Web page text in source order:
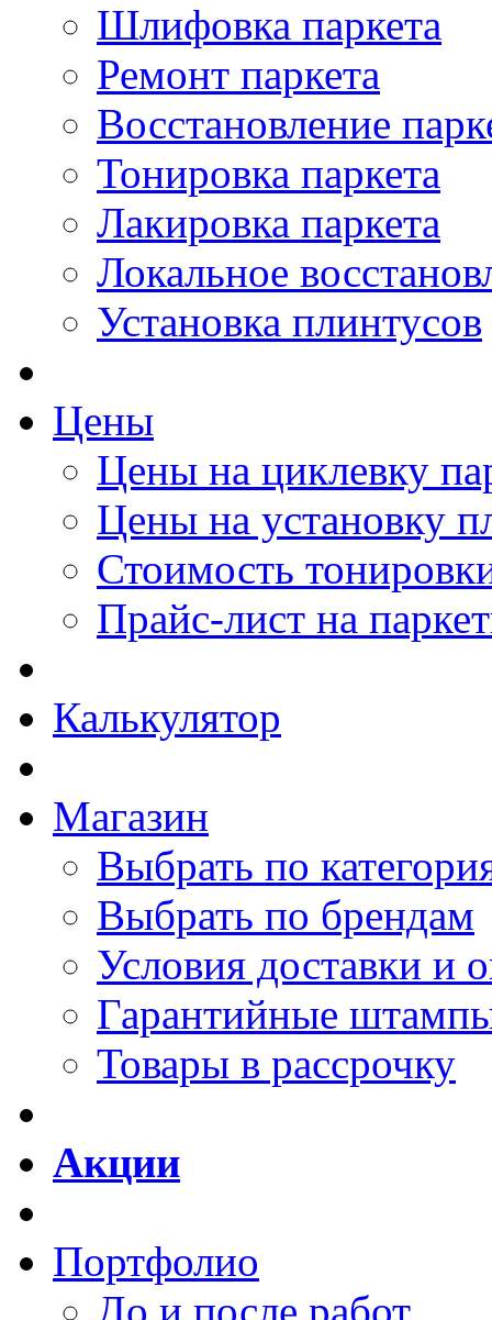
Шлифовка паркета
Ремонт паркета
Восстановление
Тонировка паркета
Лакировка паркета
Локальное
Установка плинтусов
Цены
Цены на циклевку
Цены на установку
Стоимость
Прайс-лист на
Калькулятор
Магазин
Выбрать по
Выбрать по брендам
Условия доставки и
Гарантийные
Товары в рассрочку
Акции
Портфолио